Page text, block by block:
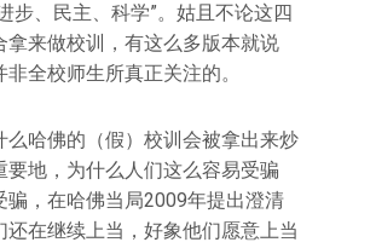
步、民主、科学”。姑且不论这四
拿来做校训，有这么多版本就说
非全校师生所真正关注的。
么哈佛的（假）校训会被拿出来炒
要地，为什么人们这么容易受骗
骗，在哈佛当局2009年提出澄清
还在继续上当，好象他们愿意上当